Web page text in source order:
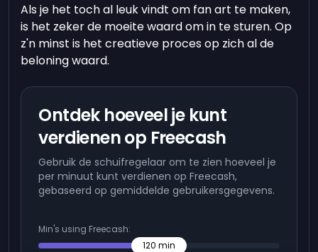
Als je het toch al leuk vindt om fan art te maken,
is het zeker de moeite waard om in te sturen. Op
z'n minst is het creatieve proces op zich al de
beloning waard.
Ontdek hoeveel je kunt
verdienen op Freecash
Gebruik de schuifregelaar om te zien hoeveel je
per minuut kunt verdienen op Freecash,
gebaseerd op gemiddelde gebruikersgegevens.
Min's using Freecash:
120 min